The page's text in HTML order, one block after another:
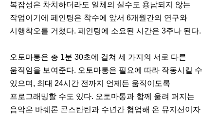
복잡성은 차치하더라도 일체의 실수도 용납되지 않는
작업이기에 페인팅은 착수에 앞서 6개월간의 연구와
시행착오를 거쳤다. 페인팅에 소요된 시간은 3주나 된다.
오토마통은 총 1분 30초에 걸쳐 세 가지의 서로 다른
움직임을 보여준다. 오토마통은 필요에 따라 작동시킬 수
있으며, 최대 24시간 전까지 언제든 움직이도록
프로그래밍할 수도 있다. 오토마통과 함께 울려 퍼지는
음악은 바쉐론 콘스탄틴과 수년간 협업해 온 뮤지션이자